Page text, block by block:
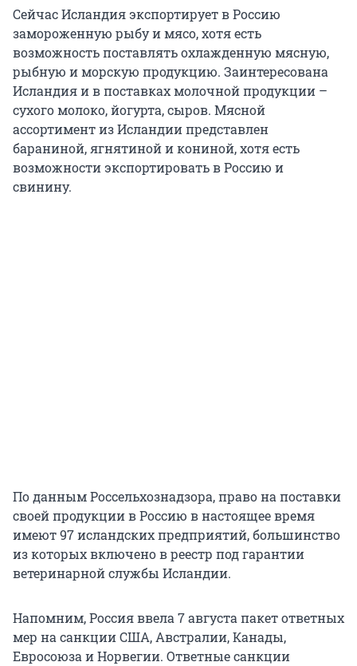
Сейчас Исландия экспортирует в Россию
замороженную рыбу и мясо, хотя есть
возможность поставлять охлажденную мясную,
рыбную и морскую продукцию. Заинтересована
Исландия и в поставках молочной продукции –
сухого молоко, йогурта, сыров. Мясной
ассортимент из Исландии представлен
бараниной, ягнятиной и кониной, хотя есть
возможности экспортировать в Россию и
свинину.
По данным Россельхознадзора, право на поставки
своей продукции в Россию в настоящее время
имеют 97 исландских предприятий, большинство
из которых включено в реестр под гарантии
ветеринарной службы Исландии.
Напомним, Россия ввела 7 августа пакет ответных
мер на санкции США, Австралии, Канады,
Евросоюза и Норвегии. Ответные санкции